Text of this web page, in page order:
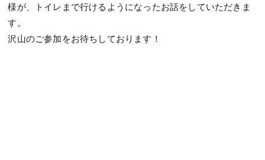
様が、トイレまで行けるようになったお話をしていただきま
す。
沢山のご参加をお待ちしております！